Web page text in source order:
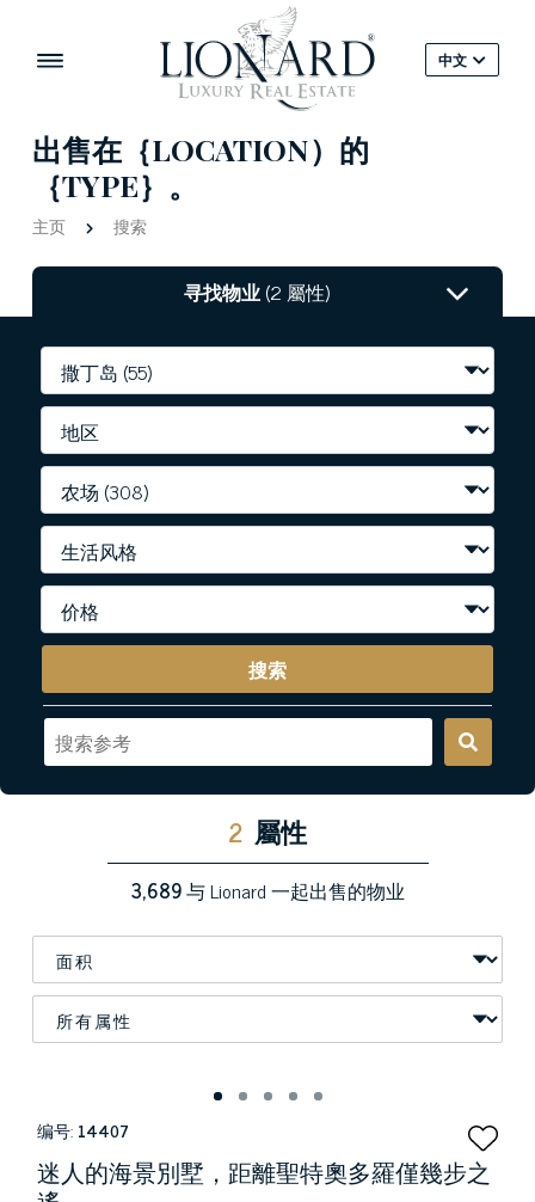
中文
出售在｛LOCATION）的
｛TYPE｝。
主页 搜索
寻找物业(2 屬性)
搜索
2 屬性
3,689与 Lionard 一起出售的物业
编号: 14407
迷人的海景別墅，距離聖特奧多羅僅幾步之